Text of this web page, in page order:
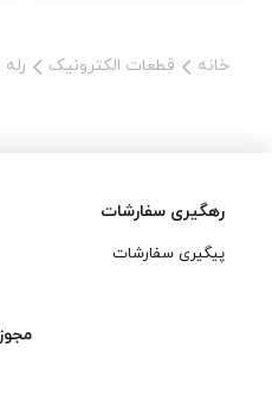
خانه قطعات الکترونیک رله
رهگیری سفارشات
پیگیری سفارشات